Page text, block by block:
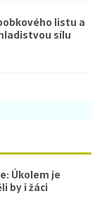
listu a
sílu
Úkolem je
by i žáci